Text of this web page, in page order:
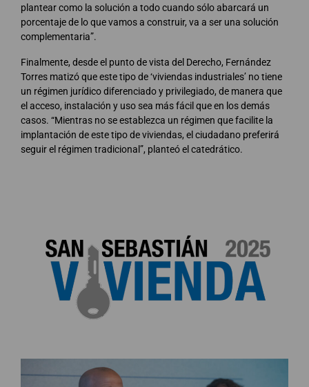
plantear como la solución a todo cuando sólo abarcará un
porcentaje de lo que vamos a construir, va a ser una solución
complementaria”.
Finalmente, desde el punto de vista del Derecho, Fernández
Torres matizó que este tipo de ‘viviendas industriales’ no tiene
un régimen jurídico diferenciado y privilegiado, de manera que
el acceso, instalación y uso sea más fácil que en los demás
casos. “Mientras no se establezca un régimen que facilite la
implantación de este tipo de viviendas, el ciudadano preferirá
seguir el régimen tradicional”, planteó el catedrático.